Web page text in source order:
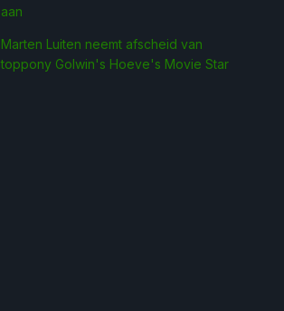
aan
Marten Luiten neemt afscheid van
toppony Golwin's Hoeve's Movie Star